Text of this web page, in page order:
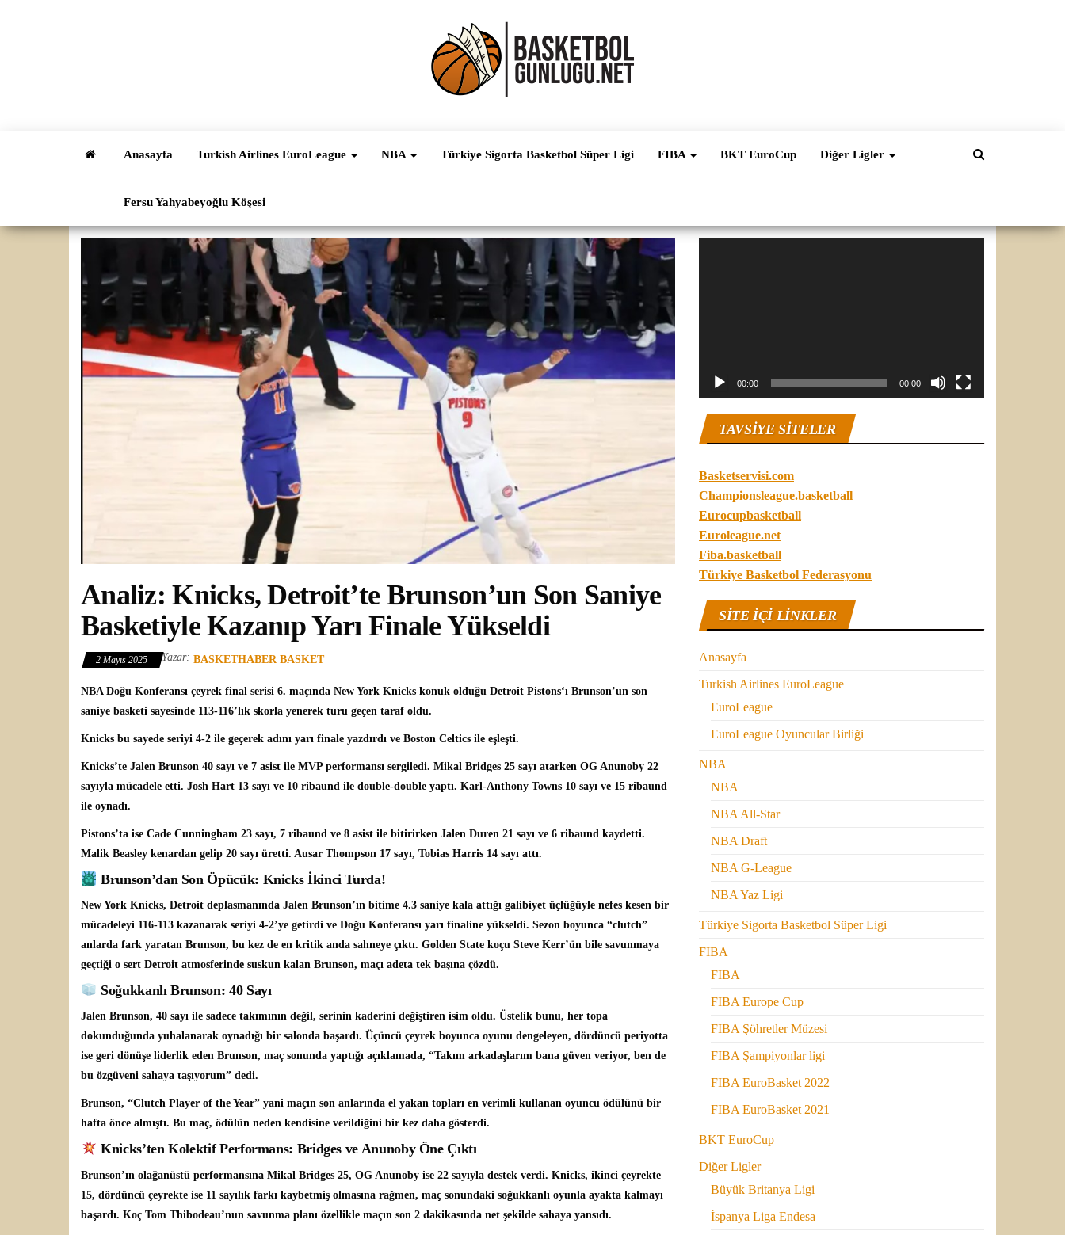
Haber
Süper Lig ve
Dünya
Anasayfa Turkish Airlines EuroLeague NBA Türkiye Sigorta Basketbol Süper Ligi FIBA BKT EuroCup Diğer Ligler
Fersu Yahyabeyoğlu Köşesi
Analiz: Knicks, Detroit’te Brunson’un Son Saniye
Basketiyle Kazanıp Yarı Finale Yükseldi
2 Mayıs 2025 Yazar: BASKETHABER BASKET
NBA Doğu Konferansı çeyrek final serisi 6. maçında New York Knicks konuk olduğu Detroit Pistons‘ı Brunson’un son
saniye basketi sayesinde 113-116’lık skorla yenerek turu geçen taraf oldu.
Knicks bu sayede seriyi 4-2 ile geçerek adını yarı finale yazdırdı ve Boston Celtics ile eşleşti.
Knicks’te Jalen Brunson 40 sayı ve 7 asist ile MVP performansı sergiledi. Mikal Bridges 25 sayı atarken OG Anunoby 22
sayıyla mücadele etti. Josh Hart 13 sayı ve 10 ribaund ile double-double yaptı. Karl-Anthony Towns 10 sayı ve 15 ribaund
ile oynadı.
Pistons’ta ise Cade Cunningham 23 sayı, 7 ribaund ve 8 asist ile bitirirken Jalen Duren 21 sayı ve 6 ribaund kaydetti.
Malik Beasley kenardan gelip 20 sayı üretti. Ausar Thompson 17 sayı, Tobias Harris 14 sayı attı.
Brunson’dan Son Öpücük: Knicks İkinci Turda!
New York Knicks, Detroit deplasmanında Jalen Brunson’ın bitime 4.3 saniye kala attığı galibiyet üçlüğüyle nefes kesen bir
mücadeleyi 116-113 kazanarak seriyi 4-2’ye getirdi ve Doğu Konferansı yarı finaline yükseldi. Sezon boyunca “clutch”
anlarda fark yaratan Brunson, bu kez de en kritik anda sahneye çıktı. Golden State koçu Steve Kerr’ün bile savunmaya
geçtiği o sert Detroit atmosferinde suskun kalan Brunson, maçı adeta tek başına çözdü.
Soğukkanlı Brunson: 40 Sayı
Jalen Brunson, 40 sayı ile sadece takımının değil, serinin kaderini değiştiren isim oldu. Üstelik bunu, her topa
dokunduğunda yuhalanarak oynadığı bir salonda başardı. Üçüncü çeyrek boyunca oyunu dengeleyen, dördüncü periyotta
ise geri dönüşe liderlik eden Brunson, maç sonunda yaptığı açıklamada, “Takım arkadaşlarım bana güven veriyor, ben de
bu özgüveni sahaya taşıyorum” dedi.
Brunson, “Clutch Player of the Year” yani maçın son anlarında el yakan topları en verimli kullanan oyuncu ödülünü bir
hafta önce almıştı. Bu maç, ödülün neden kendisine verildiğini bir kez daha gösterdi.
Knicks’ten Kolektif Performans: Bridges ve Anunoby Öne Çıktı
Brunson’ın olağanüstü performansına Mikal Bridges 25, OG Anunoby ise 22 sayıyla destek verdi. Knicks, ikinci çeyrekte
15, dördüncü çeyrekte ise 11 sayılık farkı kaybetmiş olmasına rağmen, maç sonundaki soğukkanlı oyunla ayakta kalmayı
başardı. Koç Tom Thibodeau’nun savunma planı özellikle maçın son 2 dakikasında net şekilde sahaya yansıdı.
00:00 00:00
TAVSIYE SITELER
Basketservisi.com
Championsleague.basketball
Eurocupbasketball
Euroleague.net
Fiba.basketball
Türkiye Basketbol Federasyonu
SITE IÇI LINKLER
Anasayfa
Turkish Airlines EuroLeague
EuroLeague
EuroLeague Oyuncular Birliği
NBA
NBA
NBA All-Star
NBA Draft
NBA G-League
NBA Yaz Ligi
Türkiye Sigorta Basketbol Süper Ligi
FIBA
FIBA
FIBA Europe Cup
FIBA Şöhretler Müzesi
FIBA Şampiyonlar ligi
FIBA EuroBasket 2022
FIBA EuroBasket 2021
BKT EuroCup
Diğer Ligler
Büyük Britanya Ligi
İspanya Liga Endesa